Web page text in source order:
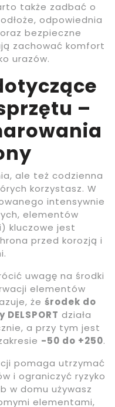
także zadbać o
odpowiednia
bezpieczne
zachować komfort
urazów.
–
ale też codzienna
korzystasz. W
intensywnie
elementów
kluczowe jest
przed korozją i
uwagę na środki
elementów
że środek do
działa
a przy tym jest
-50 do +250.
pomaga utrzymać
i ograniczyć ryzyko
w domu używasz
elementami,